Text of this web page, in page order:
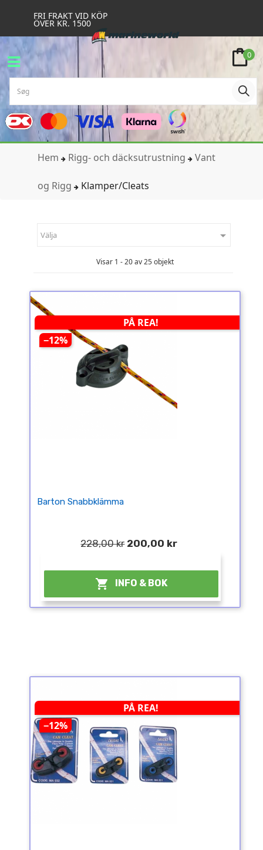
FRI FRAKT VID KÖP
ÖVER KR. 1500
0
Hem Rigg- och däcksutrustning Vant
og Rigg Klamper/Cleats
Välja 
Visar 1 - 20 av 25 objekt
PÅ REA!
−12%
Barton Snabbklämma
228,00 kr 200,00 kr
 INFO & BOK
PÅ REA!
−12%